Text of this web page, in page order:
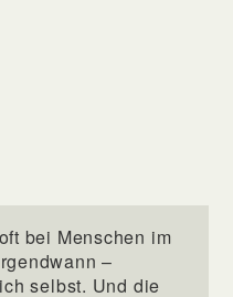
bei Menschen im
–
selbst. Und die